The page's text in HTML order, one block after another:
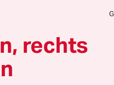
Wochenende
von Hooligans
hatte tätliche
Nacht zum
Art“
rechts